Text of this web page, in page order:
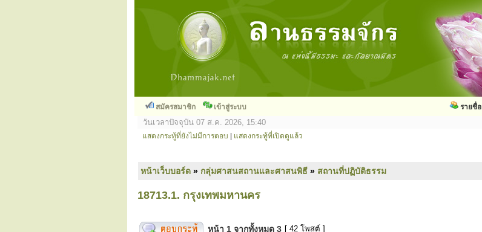
สมัครสมาชิก เข้าสู่ระบบ รายชื่
วันเวลาปัจจุบัน 07 ส.ค. 2026, 15:40
แสดงกระทู้ที่ยังไม่มีการตอบ แสดงกระทู้ที่เปิดดูแล้ว
หน้าเว็บบอร์ด » กลุ่มศาสนสถานและศาสนพิธี » สถานที่ปฏิบัติธรรม
18713.1. กรุงเทพมหานคร
หน้า 1 จากทั้งหมด 3 [ 42 โพสต์ ]